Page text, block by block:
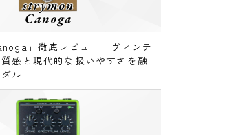
」徹底レビュー｜ヴィンテ
感と現代的な扱いやすさを融
ル